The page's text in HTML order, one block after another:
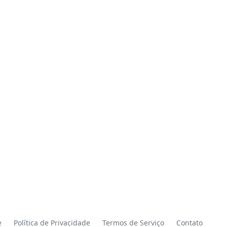
Política de Privacidade Termos de Serviço Contato